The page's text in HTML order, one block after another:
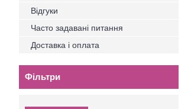
Відгуки
Часто задавані питання
Доставка і оплата
Фільтри